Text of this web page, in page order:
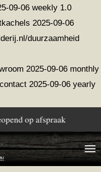
09-06 weekly 1.0
2025-09-06
duurzaamheid
2025-09-06 monthly
2025-09-06 yearly
op afspraak